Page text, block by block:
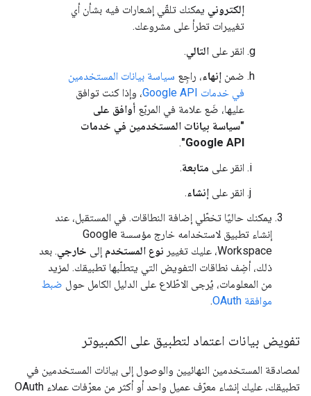
إلكتروني يمكنك تلقّي إشعارات فيه بشأن أي
تغييرات تطرأ على مشروعك.
انقر على التالي.
ضمن إنهاء، راجِع سياسة بيانات المستخدمين
في خدمات Google API
، وإذا كنت توافق
عليها، ضَع علامة في المربّع أوافق على
"سياسة بيانات المستخدمين في خدمات
Google API"
.
انقر على متابعة.
انقر على إنشاء.
يمكنك حاليًا تخطّي إضافة النطاقات. في المستقبل، عند
إنشاء تطبيق لاستخدامه خارج مؤسسة Google
Workspace، عليك تغيير
نوع المستخدم إلى خارجي. بعد
ذلك، أضِف نطاقات التفويض التي يتطلّبها تطبيقك. لمزيد
من المعلومات، يُرجى الاطّلاع على الدليل الكامل حول ضبط
موافقة OAuth
.
تفويض بيانات اعتماد لتطبيق على الكمبيوتر
لمصادقة المستخدمين النهائيين والوصول إلى بيانات المستخدمين في
تطبيقك، عليك إنشاء معرّف عميل واحد أو أكثر من معرّفات عملاء OAuth